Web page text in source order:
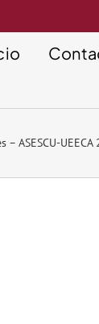
ASESCU-UEECA